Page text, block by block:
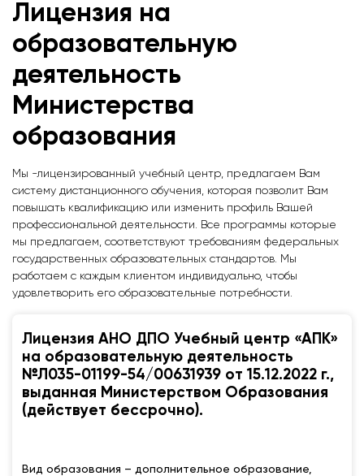
Лицензия на
образовательную
деятельность
Министерства
образования
Мы -лицензированный учебный центр, предлагаем Вам
систему дистанционного обучения, которая позволит Вам
повышать квалификацию или изменить профиль Вашей
профессиональной деятельности. Все программы которые
мы предлагаем, соответствуют требованиям федеральных
государственных образовательных стандартов. Мы
работаем с каждым клиентом индивидуально, чтобы
удовлетворить его образовательные потребности.
Лицензия АНО ДПО Учебный центр «АПК»
на образовательную деятельность
№Л035-01199-54/00631939 от 15.12.2022 г.,
выданная Министерством Образования
(действует бессрочно).
Вид образования – дополнительное образование,